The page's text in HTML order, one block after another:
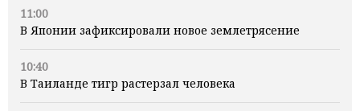
11:00
В Японии зафиксировали новое землетрясение
10:40
В Таиланде тигр растерзал человека